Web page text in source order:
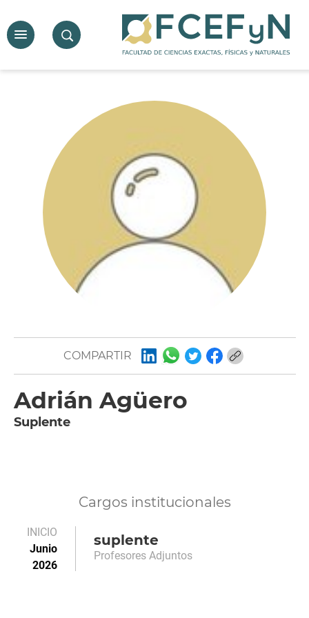
COMPARTIR
Adrián Agüero
Suplente
Cargos institucionales
INICIO
Junio
2026
suplente
Profesores Adjuntos